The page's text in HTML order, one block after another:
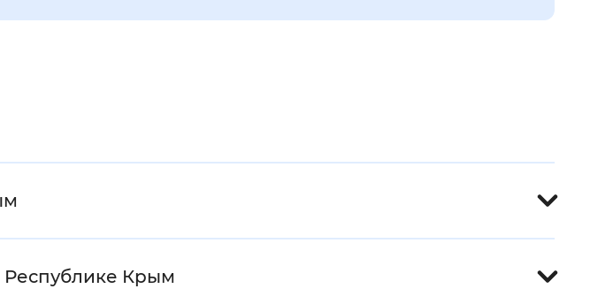
Крым